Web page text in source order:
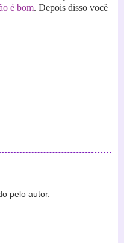
é bom. Depois disso você
pelo autor.